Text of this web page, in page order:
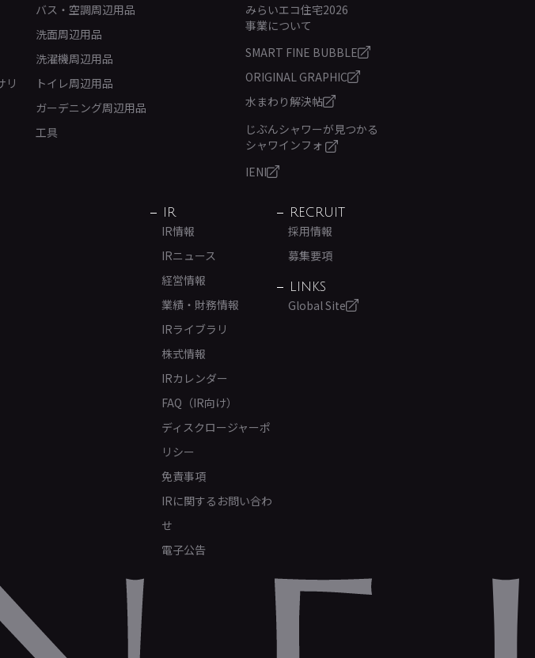
リ
バス・空調周辺用品
洗面周辺用品
洗濯機周辺用品
トイレ周辺用品
ガーデニング周辺用品
工具
みらいエコ住宅2026
事業について
SMART FINE BUBBLE
ORIGINAL GRAPHIC
水まわり解決帖
じぶんシャワーが見つかる
シャワインフォ
IENI
IR
IR情報
IRニュース
経営情報
業績・財務情報
IRライブラリ
株式情報
IRカレンダー
FAQ（IR向け）
ディスクロージャーポ
リシー
免責事項
IRに関するお問い合わ
せ
電子公告
RECRUIT
採用情報
募集要項
LINKS
Global Site